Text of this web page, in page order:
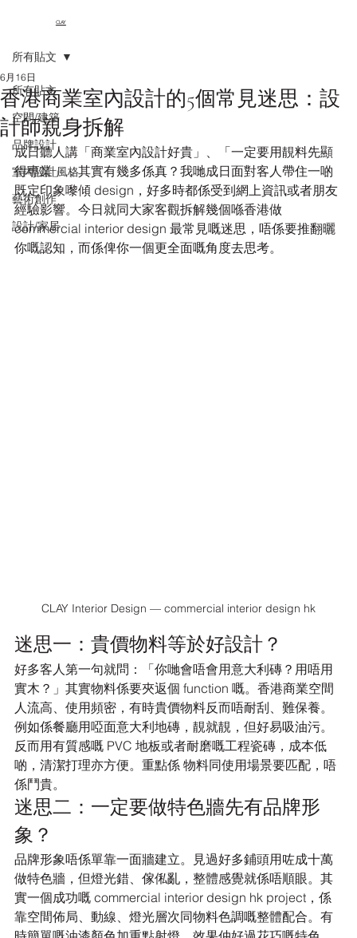
CLAY
所有貼文
空間/建築
品牌設計
室內設計風格
藝術創作
設計/家居
所有貼文
香港商業室內設計的5個常見迷思：設
計師親身拆解
6月16日
成日聽人講「商業室內設計好貴」、「一定要用靚料先顯
得專業」，其實有幾多係真？我哋成日面對客人帶住一啲
既定印象嚟傾 design，好多時都係受到網上資訊或者朋友
經驗影響。今日就同大家客觀拆解幾個喺香港做
commercial interior design 最常見嘅迷思，唔係要推翻曬
你嘅認知，而係俾你一個更全面嘅角度去思考。
CLAY Interior Design — commercial interior design hk
迷思一：貴價物料等於好設計？
好多客人第一句就問：「你哋會唔會用意大利磚？用唔用
實木？」其實物料係要夾返個 function 嘅。香港商業空間
人流高、使用頻密，有時貴價物料反而唔耐刮、難保養。
例如係餐廳用啞面意大利地磚，靚就靚，但好易吸油污。
反而用有質感嘅 PVC 地板或者耐磨嘅工程瓷磚，成本低
啲，清潔打理亦方便。重點係 物料同使用場景要匹配，唔
係鬥貴。
迷思二：一定要做特色牆先有品牌形
象？
品牌形象唔係單靠一面牆建立。見過好多鋪頭用咗成十萬
做特色牆，但燈光錯、傢俬亂，整體感覺就係唔順眼。其
實一個成功嘅 commercial interior design hk project，係
靠空間佈局、動線、燈光層次同物料色調嘅整體配合。有